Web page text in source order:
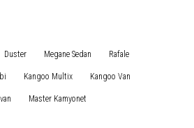
Duster Megane Sedan Rafale
Kangoo Multix Kangoo Van
Master Kamyonet